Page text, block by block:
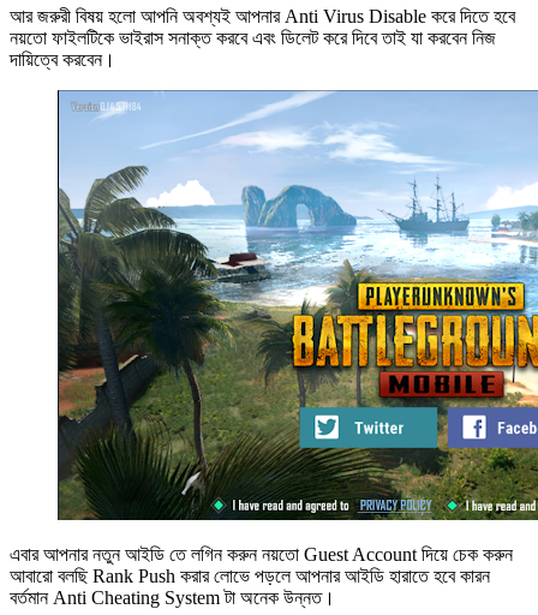
আর জরুরী বিষয় হলো আপনি অবশ্যই আপনার Anti Virus Disable করে দিতে হবে
নয়তো ফাইলটিকে ভাইরাস সনাক্ত করবে এবং ডিলেট করে দিবে তাই যা করবেন নিজ
দায়িত্বে করবেন।
এবার আপনার নতুন আইডি তে লগিন করুন নয়তো Guest Account দিয়ে চেক করুন
আবারো বলছি Rank Push করার লোভে পড়লে আপনার আইডি হারাতে হবে কারন
বর্তমান Anti Cheating System টা অনেক উন্নত।